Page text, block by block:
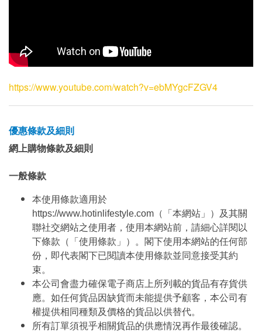
https://www.youtube.com/watch?v=ebMYgcFZGV4
優惠條款及細則
網上購物條款及細則
一般條款
本使用條款適用於
https://www.hotinlifestyle.com（「本網站」）及其關
聯社交網站之使用者，使用本網站前，請細心詳閱以
下條款（「使用條款」）。閣下使用本網站的任何部
份，即代表閣下已閱讀本使用條款並同意接受其約
束。
本公司會盡力確保電子商店上所列載的貨品有存貨供
應。如任何貨品因缺貨而未能提供予顧客，本公司有
權提供相同種類及價格的貨品以供替代。
所有訂單須視乎相關貨品的供應情況再作最後確認。